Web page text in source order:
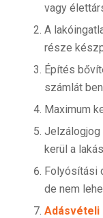
vagy
A
része
Építés
számlát
Maximum
kerül a
Folyósítási
de nem